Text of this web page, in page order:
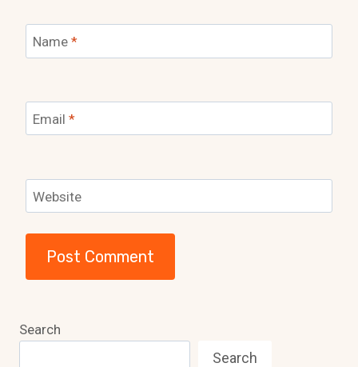
Name *
Email *
Website
Search
Search